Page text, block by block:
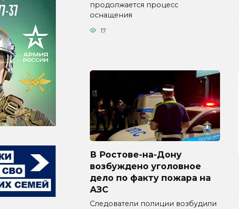
продолжается процесс
оснащения
17
В Ростове-на-Дону
возбуждено уголовное
дело по факту пожара на
АЗС
Следователи полиции возбудили